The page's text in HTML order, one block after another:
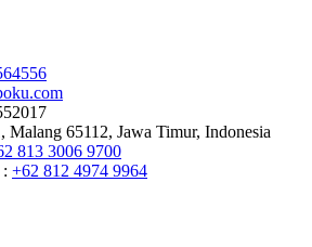
Malang 65112, Jawa Timur, Indonesia
813 3006 9700
+62 812 4974 9964